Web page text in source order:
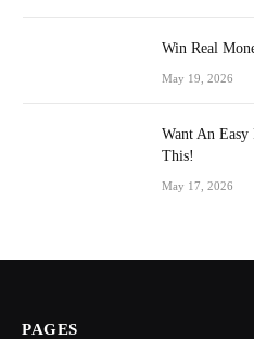
Win Real
May 19, 2026
Want An
This!
May 17, 2026
PAGES